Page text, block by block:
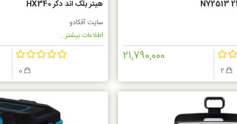
2
21,790,000
هیتر بلک اند دکر HX340
سایت آفکادو
اطلاعات بیشتر...
0